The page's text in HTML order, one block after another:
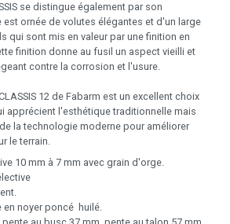
se distingue également par son
est ornée de volutes élégantes et d'un large
qui sont mis en valeur par une finition en
finition donne au fusil un aspect vieilli et
contre la corrosion et l'usure.
12 de Fabarm est un excellent choix
apprécient l'esthétique traditionnelle mais
la technologie moderne pour améliorer
le terrain.
10 mm à 7 mm avec grain d'orge.
en noyer poncé huilé.